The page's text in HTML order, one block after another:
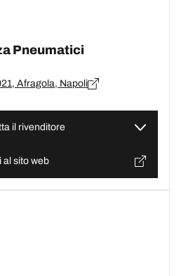
Pneumatici
Afragola, Napoli
il rivenditore
al sito web